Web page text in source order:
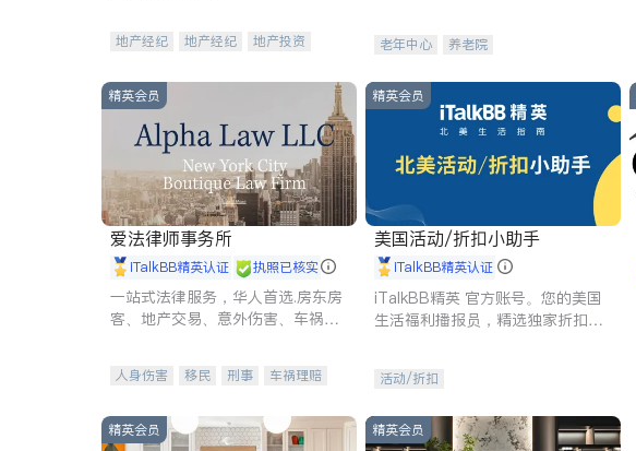
地产经纪 地产经纪
地产投资
老年中心 养老院
精英会员
爱法律师事务所
iTalkBB精英认证 执照已核实
一站式法律服务，华人首选.房东房
客、地产交易、意外伤害、车祸重
人身伤害 移民 刑事
车祸理赔
商标注册
索赔 律师-其它 保释
精英会员
美国活动/折扣小助手
iTalkBB精英认证
iTalkBB精英 官方账号。您的美国
生活福利播报员，精选独家折扣、
活动/折扣
精英会员 精英会员